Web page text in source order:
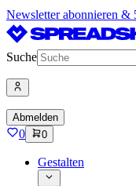
Newsletter abonnieren &
Suche
Abmelden
0 0
Gestalten